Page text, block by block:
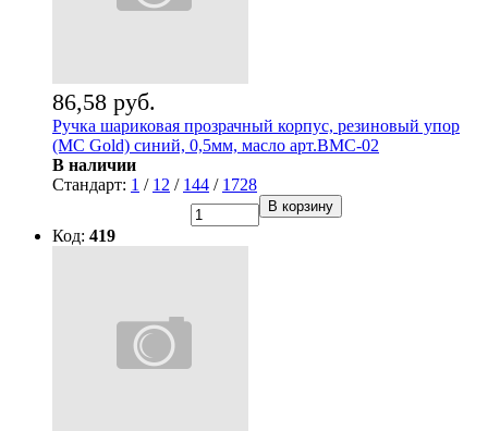
86,58 руб.
Ручка шариковая прозрачный корпус, резиновый упор
(MC Gold) синий, 0,5мм, масло арт.BMC-02
В наличии
Стандарт: 1 / 12 / 144 / 1728
В корзину
Код: 419